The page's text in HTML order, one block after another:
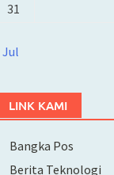
31
Jul
LINK KAMI
Bangka Pos
Berita Teknologi